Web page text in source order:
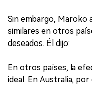
Sin embargo, Maroko
similares en otros
deseados. Él dijo:
En otros países, la
ideal. En Australia,